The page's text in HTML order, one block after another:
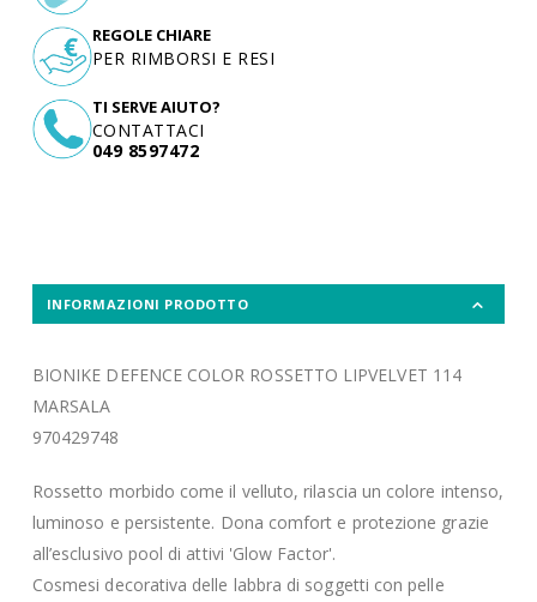
TI SERVE AIUTO?
CONTATTACI
049 8597472
REGOLE CHIARE
PER RIMBORSI E RESI
INFORMAZIONI PRODOTTO
BIONIKE DEFENCE COLOR ROSSETTO LIPVELVET 114
MARSALA
970429748
Rossetto morbido come il velluto, rilascia un colore intenso,
luminoso e persistente. Dona comfort e protezione grazie
all’esclusivo pool di attivi 'Glow Factor'.
Cosmesi decorativa delle labbra di soggetti con pelle